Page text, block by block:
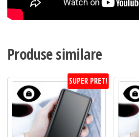
Produse similare
SUPER PRET!